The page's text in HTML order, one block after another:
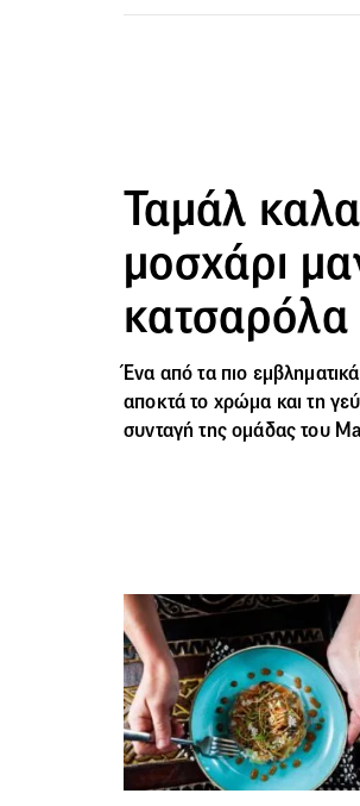
Ταμάλ
μοσχάρι
κατσαρόλα
Ένα από τα πιο
αποκτά το χρώμα και τη
συνταγή της ομάδας του